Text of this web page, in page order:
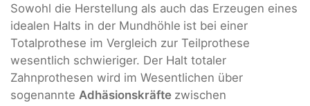
Sowohl die Herstellung als auch das Erzeugen eines
idealen Halts in der Mundhöhle ist bei einer
Totalprothese im Vergleich zur Teilprothese
wesentlich schwieriger. Der Halt totaler
Zahnprothesen wird im Wesentlichen über
sogenannte Adhäsionskräfte zwischen